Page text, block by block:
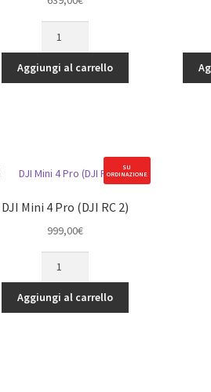
3
(DJI
Aggiungi al carrello
SU
ORDINAZIONE
DJI Mini 4 Pro (DJI RC 2)
999,00€
4
Pro
Aggiungi al carrello